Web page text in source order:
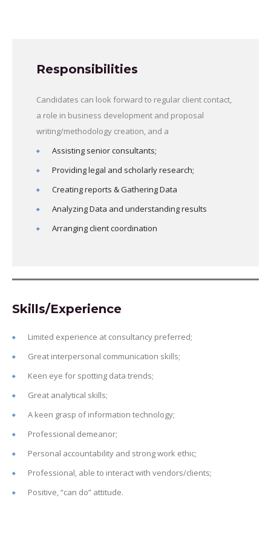
Responsibilities
Candidates can look forward to regular client contact,
a role in business development and proposal
writing/methodology creation, and a
Assisting senior consultants;
Providing legal and scholarly research;
Creating reports & Gathering Data
Analyzing Data and understanding results
Arranging client coordination
Skills/Experience
Limited experience at consultancy preferred;
Great interpersonal communication skills;
Keen eye for spotting data trends;
Great analytical skills;
A keen grasp of information technology;
Professional demeanor;
Personal accountability and strong work ethic;
Professional, able to interact with vendors/clients;
Positive, “can do” attitude.